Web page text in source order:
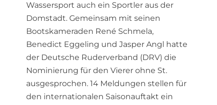
Wassersport auch ein Sportler aus der
Domstadt. Gemeinsam mit seinen
Bootskameraden René Schmela,
Benedict Eggeling und Jasper Angl hatte
der Deutsche Ruderverband (DRV) die
Nominierung für den Vierer ohne St.
ausgesprochen. 14 Meldungen stellen für
den internationalen Saisonauftakt ein